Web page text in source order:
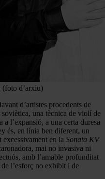
(foto d’arxiu)
d’artistes procedents de
una tècnica de violí de
a l’expansió, a una certa duresa
és, en línia ben diferent, un
en la Sonata KV
mai no invasiva ni
amb l’amable profunditat
l’esforç no exhibit i de